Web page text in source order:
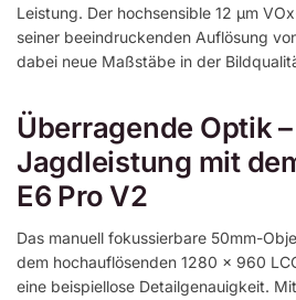
Leistung. Der hochsensible 12 µm
seiner beeindruckenden Auflösung
dabei neue Maßstäbe in der
Überragende Optik
Jagdleistung mit
E6 Pro V2
Das manuell fokussierbare 50mm-
dem hochauflösenden 1280 × 960
eine beispiellose Detailgenauigkeit.